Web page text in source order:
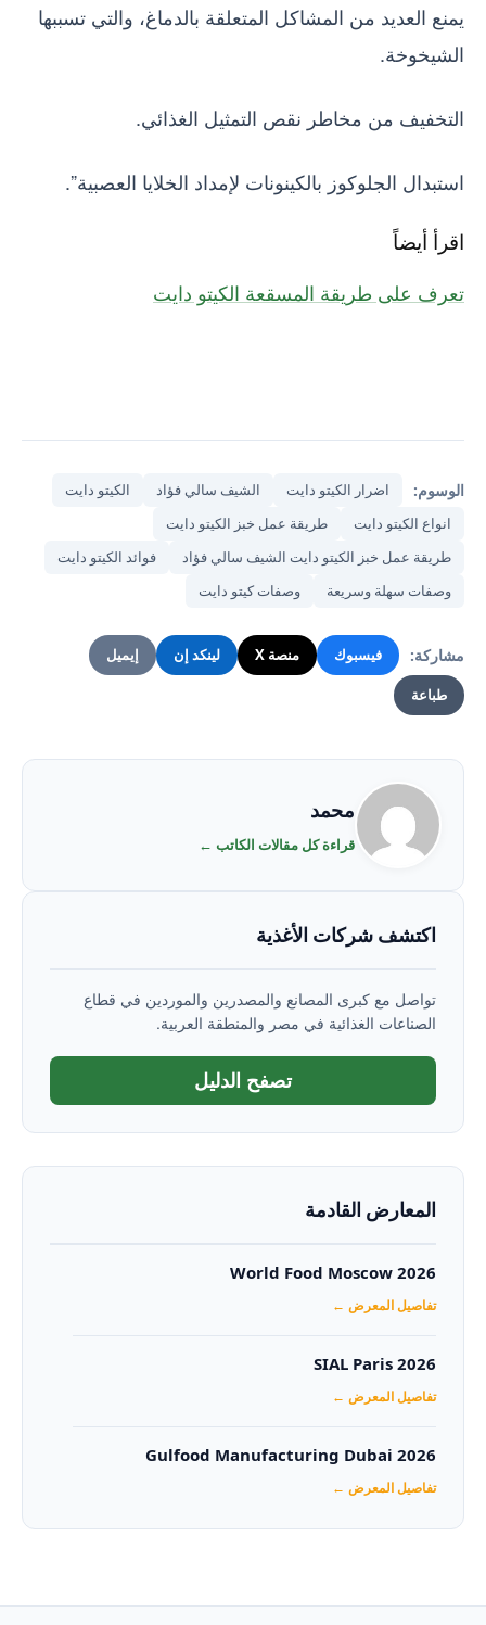
يمنع العديد من المشاكل المتعلقة بالدماغ، والتي تسببها
الشيخوخة.
التخفيف من مخاطر نقص التمثيل الغذائي.
استبدال الجلوكوز بالكينونات لإمداد الخلايا العصبية”.
اقرأ أيضاً
تعرف على طريقة المسقعة الكيتو دايت
الوسوم: اضرار الكيتو دايت الشيف سالي فؤاد
الكيتو دايت
انواع الكيتو دايت
طريقة عمل خبز الكيتو دايت
طريقة عمل خبز الكيتو دايت الشيف سالي فؤاد
فوائد الكيتو دايت
وصفات سهلة وسريعة
وصفات كيتو دايت
مشاركة: فيسبوك منصة X لينكد إن إيميل
طباعة
محمد
قراءة كل مقالات الكاتب ←
اكتشف شركات الأغذية
تواصل مع كبرى المصانع والمصدرين والموردين في قطاع
الصناعات الغذائية في مصر والمنطقة العربية.
تصفح الدليل
المعارض القادمة
World Food Moscow 2026
تفاصيل المعرض ←
SIAL Paris 2026
تفاصيل المعرض ←
Gulfood Manufacturing Dubai 2026‏
تفاصيل المعرض ←